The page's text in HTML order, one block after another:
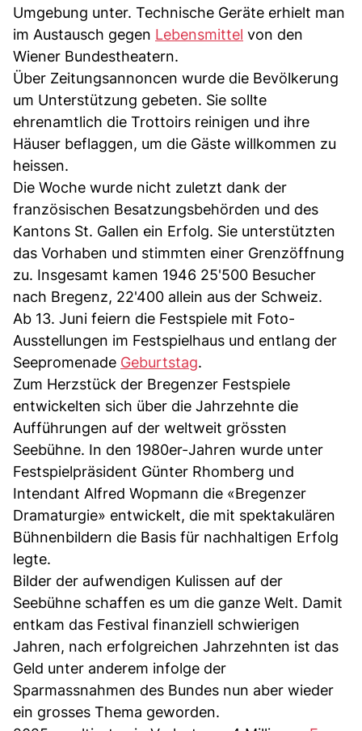
Umgebung unter. Technische Geräte erhielt man
im Austausch gegen Lebensmittel von den
Wiener Bundestheatern.
Über Zeitungsannoncen wurde die Bevölkerung
um Unterstützung gebeten. Sie sollte
ehrenamtlich die Trottoirs reinigen und ihre
Häuser beflaggen, um die Gäste willkommen zu
heissen.
Die Woche wurde nicht zuletzt dank der
französischen Besatzungsbehörden und des
Kantons St. Gallen ein Erfolg. Sie unterstützten
das Vorhaben und stimmten einer Grenzöffnung
zu. Insgesamt kamen 1946 25'500 Besucher
nach Bregenz, 22'400 allein aus der Schweiz.
Ab 13. Juni feiern die Festspiele mit Foto-
Ausstellungen im Festspielhaus und entlang der
Seepromenade Geburtstag.
Zum Herzstück der Bregenzer Festspiele
entwickelten sich über die Jahrzehnte die
Aufführungen auf der weltweit grössten
Seebühne. In den 1980er-Jahren wurde unter
Festspielpräsident Günter Rhomberg und
Intendant Alfred Wopmann die «Bregenzer
Dramaturgie» entwickelt, die mit spektakulären
Bühnenbildern die Basis für nachhaltigen Erfolg
legte.
Bilder der aufwendigen Kulissen auf der
Seebühne schaffen es um die ganze Welt. Damit
entkam das Festival finanziell schwierigen
Jahren, nach erfolgreichen Jahrzehnten ist das
Geld unter anderem infolge der
Sparmassnahmen des Bundes nun aber wieder
ein grosses Thema geworden.